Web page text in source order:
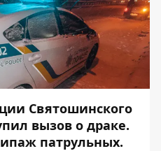
Святошинского
вызов о драке.
патрульных.